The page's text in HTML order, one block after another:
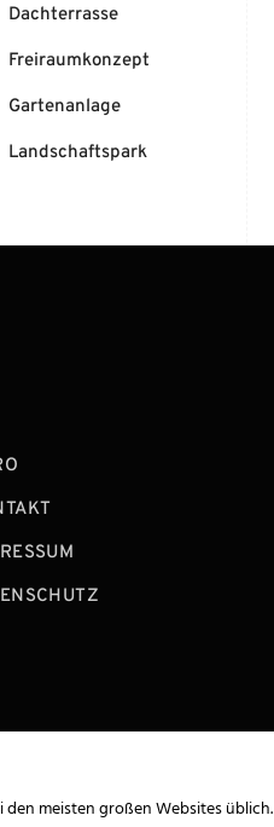
Dachterrasse
Freiraumkonzept
Gartenanlage
Landschaftspark
meisten großen Websites üblich.